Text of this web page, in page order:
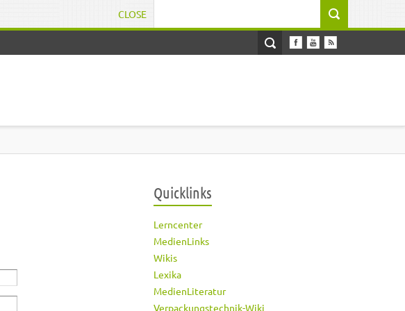
CLOSE
Quicklinks
Lerncenter
MedienLinks
Wikis
Lexika
MedienLiteratur
Verpackungstechnik-Wiki